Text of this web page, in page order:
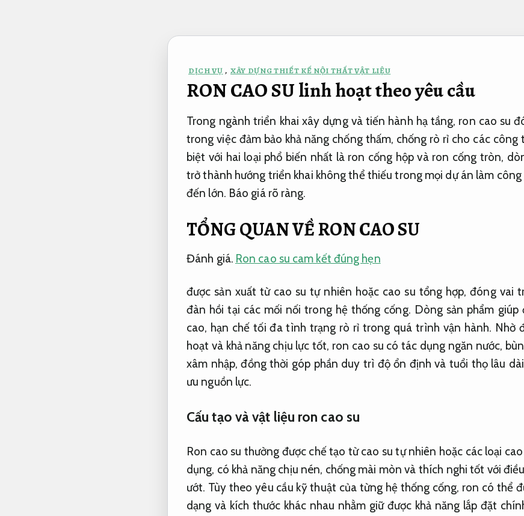
DỊCH VỤ , XÂY DỰNG THIẾT KẾ NỘI THẤT VẬT LIỆU
RON CAO SU linh hoạt theo yêu cầu
Trong ngành triển khai xây dựng và tiến hành hạ tầng, ron cao su
trong việc đảm bảo khả năng chống thấm, chống rò rỉ cho các
biệt với hai loại phổ biến nhất là ron cống hộp và ron cống tròn,
trở thành hướng triển khai không thể thiếu trong mọi dự án làm
đến lớn. Báo giá rõ ràng.
TỔNG QUAN VỀ RON CAO SU
Đánh giá. Ron cao su cam kết đúng hẹn
được sản xuất từ cao su tự nhiên hoặc cao su tổng hợp, đóng vai
đàn hồi tại các mối nối trong hệ thống cống. Dòng sản phẩm giúp
cao, hạn chế tối đa tình trạng rò rỉ trong quá trình vận hành. Nhờ
hoạt và khả năng chịu lực tốt, ron cao su có tác dụng ngăn nước,
xâm nhập, đồng thời góp phần duy trì độ ổn định và tuổi thọ lâu
ưu nguồn lực.
Cấu tạo và vật liệu ron cao su
Ron cao su thường được chế tạo từ cao su tự nhiên hoặc các loại
dụng, có khả năng chịu nén, chống mài mòn và thích nghi tốt với
ướt. Tùy theo yêu cầu kỹ thuật của từng hệ thống cống, ron có thể
dạng và kích thước khác nhau nhằm giữ được khả năng lắp đặt